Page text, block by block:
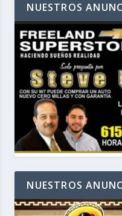
NUESTROS
NUESTROS